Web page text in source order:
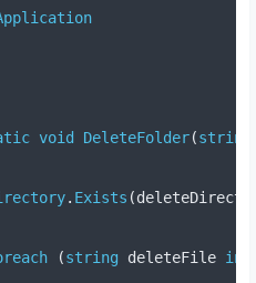
void DeleteFolder(string
. Exists (
(string deleteFile in